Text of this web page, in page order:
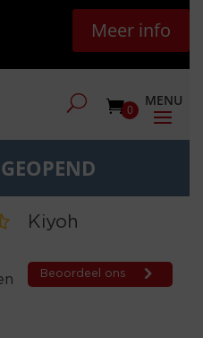
Meer info
0